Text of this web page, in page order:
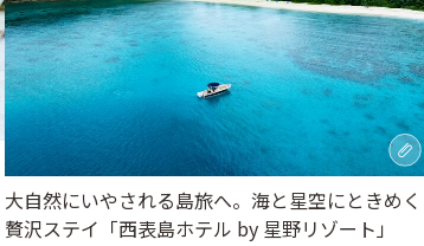
大自然にいやされる島旅へ。海と星空にときめく
贅沢ステイ「西表島ホテル by 星野リゾート」